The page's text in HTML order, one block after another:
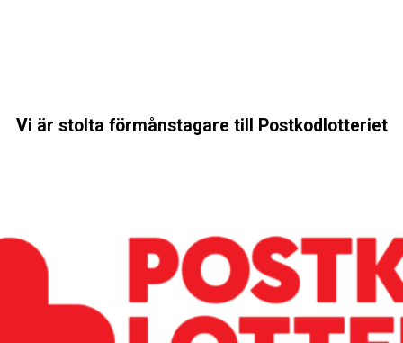
Vi är stolta förmånstagare till Postkodlotteriet